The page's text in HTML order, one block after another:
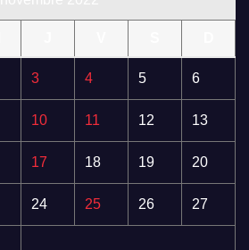
3 4 5 6
10 11 12 13
17 18 19 20
24 25 26 27